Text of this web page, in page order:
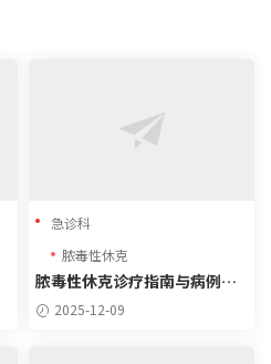
急诊科
脓毒性休克
脓毒性休克诊疗指南与病例分
析（2024-2025最新）
2025-12-09